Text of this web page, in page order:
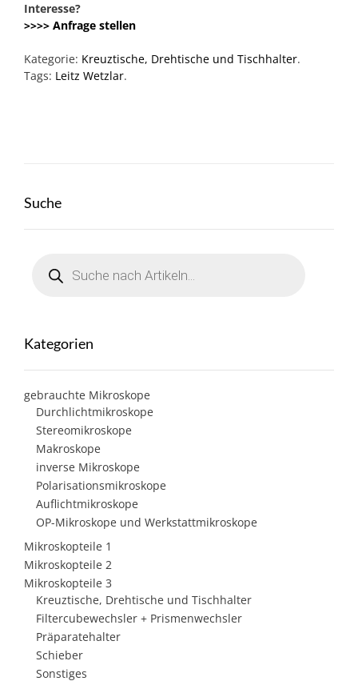
Interesse?
>>>> Anfrage stellen
Kategorie: Kreuztische, Drehtische und Tischhalter.
Tags: Leitz Wetzlar.
Suche
search
Kategorien
gebrauchte Mikroskope
Durchlichtmikroskope
Stereomikroskope
Makroskope
inverse Mikroskope
Polarisationsmikroskope
Auflichtmikroskope
OP-Mikroskope und Werkstattmikroskope
Mikroskopteile 1
Mikroskopteile 2
Mikroskopteile 3
Kreuztische, Drehtische und Tischhalter
Filtercubewechsler + Prismenwechsler
Präparatehalter
Schieber
Sonstiges